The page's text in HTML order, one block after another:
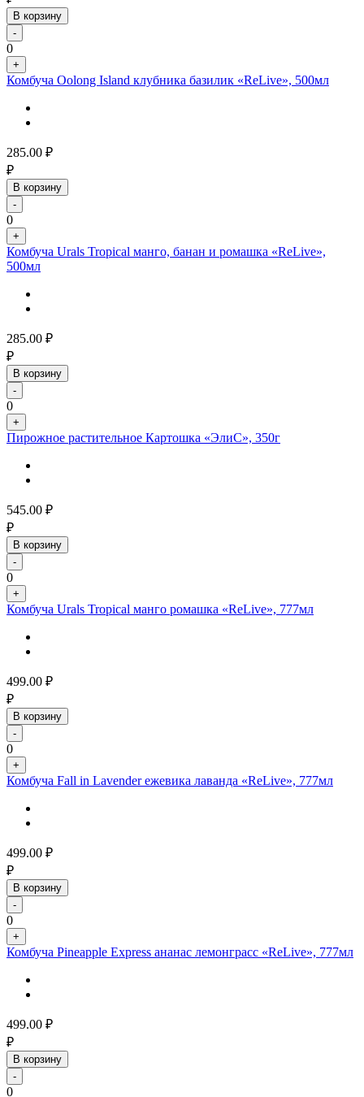
В корзину
-
0
+
Комбуча Oolong Island клубника базилик «ReLive», 500мл
285.00 ₽
₽
В корзину
-
0
+
Комбуча Urals Tropical манго, банан и ромашка «ReLive»,
500мл
285.00 ₽
₽
В корзину
-
0
+
Пирожное растительное Картошка «ЭлиС», 350г
545.00 ₽
₽
В корзину
-
0
+
Комбуча Urals Tropical манго ромашка «ReLive», 777мл
499.00 ₽
₽
В корзину
-
0
+
Комбуча Fall in Lavender ежевика лаванда «ReLive», 777мл
499.00 ₽
₽
В корзину
-
0
+
Комбуча Pineapple Express ананас лемонграсс «ReLive», 777мл
499.00 ₽
₽
В корзину
-
0